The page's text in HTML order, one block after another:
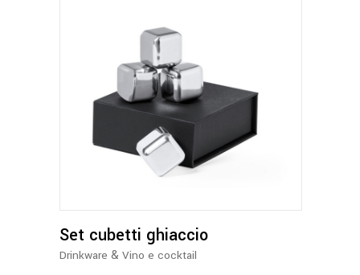
Set cubetti ghiaccio
Drinkware & Vino e cocktail